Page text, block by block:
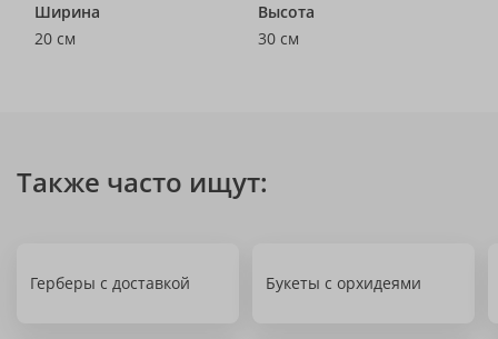
Ширина
20 см
Высота
30 см
Также часто ищут:
Герберы с доставкой Букеты с орхидеями